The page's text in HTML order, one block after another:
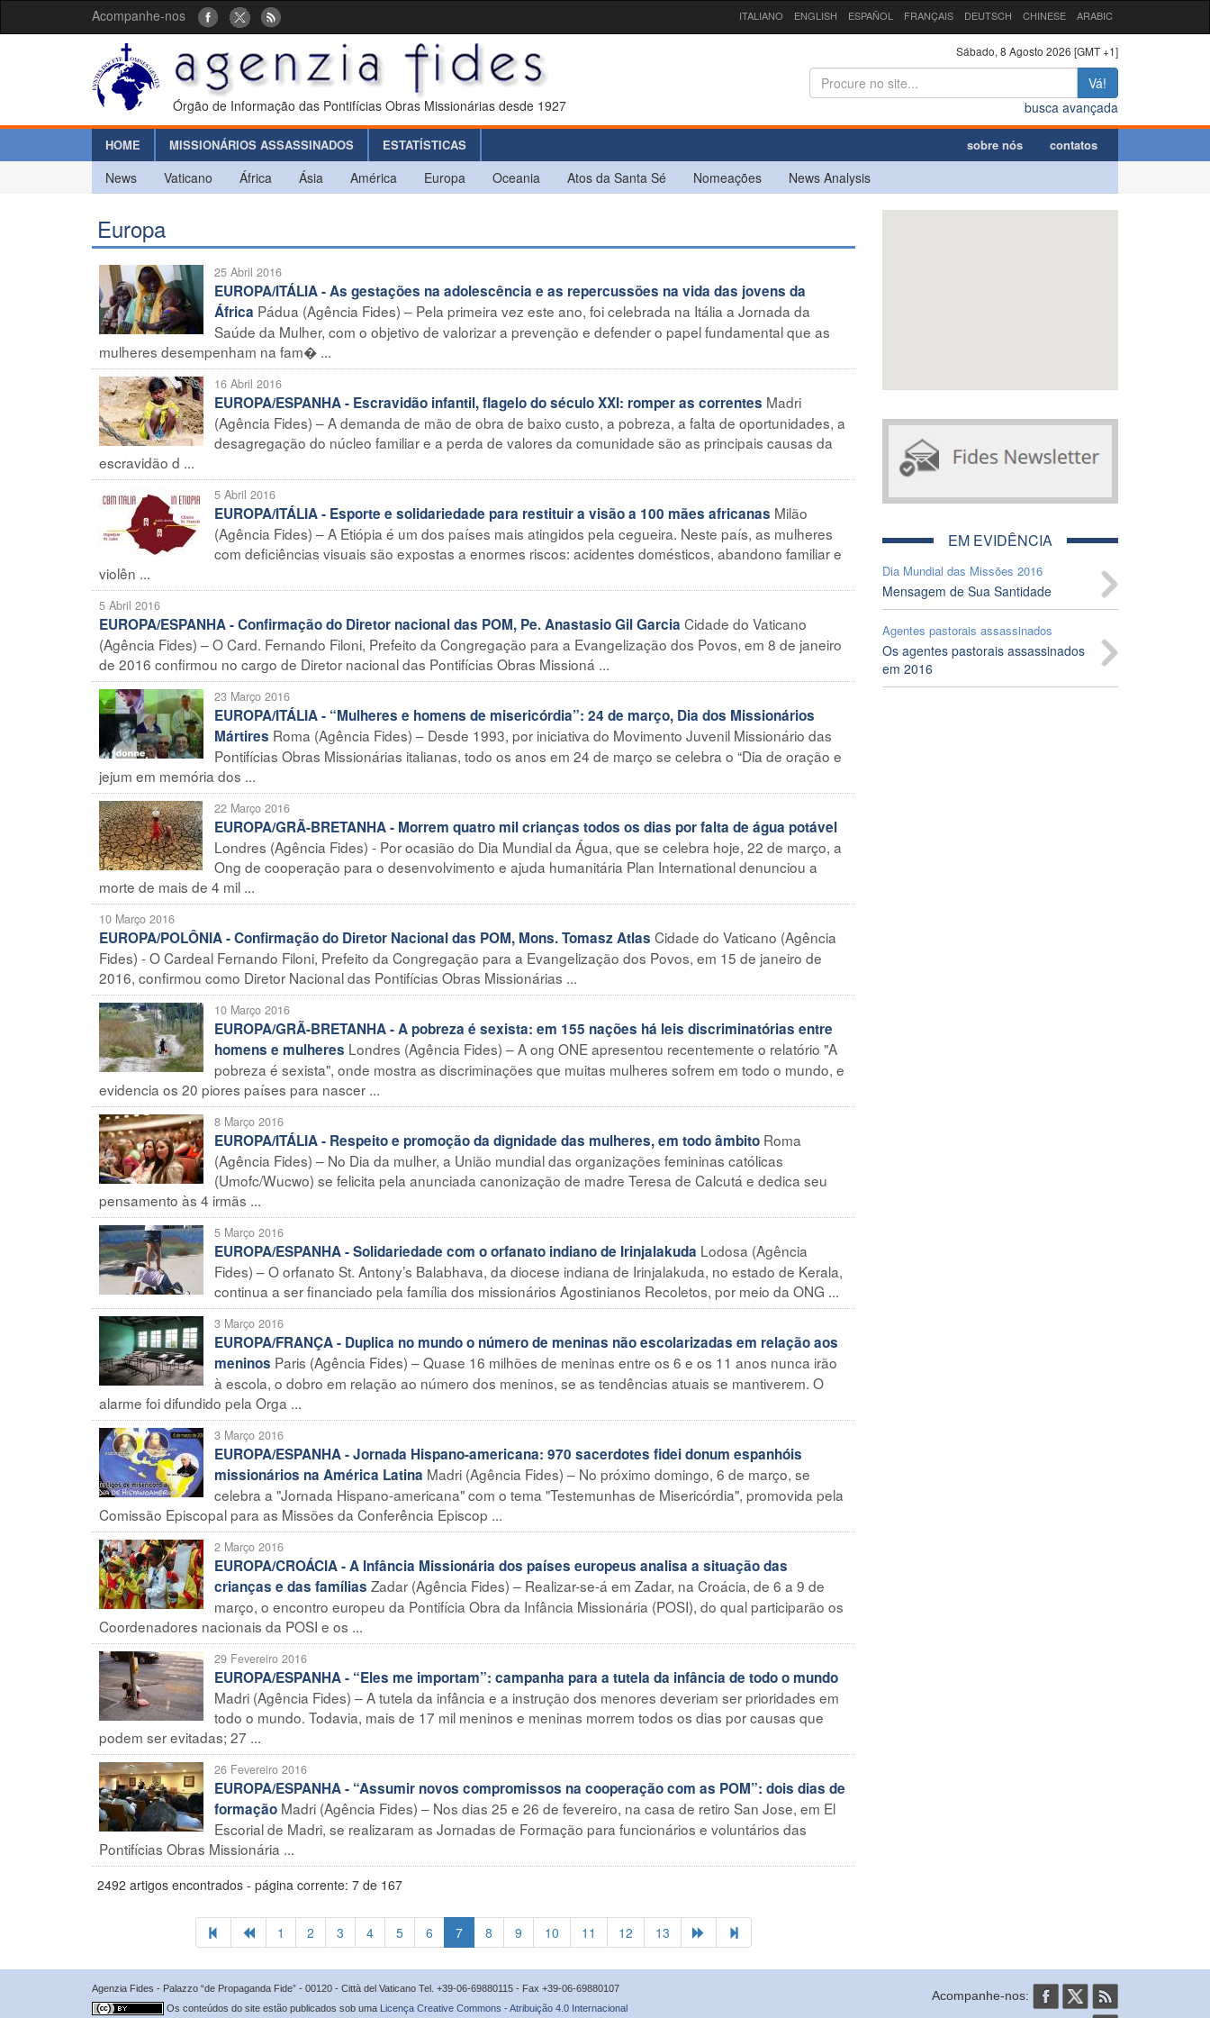
Acompanhe-nos ITALIANO ENGLISH ESPAÑOL FRANÇAIS DEUTSCH CHINESE ARABIC
Órgão de Informação das Pontifícias Obras Missionárias desde 1927
Sábado, 8 Agosto 2026 [GMT +1]
Vá!
busca avançada
HOME MISSIONÁRIOS ASSASSINADOS ESTATÍSTICAS sobre nós contatos
News Vaticano África Ásia América Europa Oceania Atos da Santa Sé Nomeações News Analysis
Europa
25 Abril 2016
EUROPA/ITÁLIA - As gestações na adolescência e as repercussões na vida das jovens da
África Pádua (Agência Fides) – Pela primeira vez este ano, foi celebrada na Itália a Jornada da
Saúde da Mulher, com o objetivo de valorizar a prevenção e defender o papel fundamental que as
mulheres desempenham na fam� ...
16 Abril 2016
EUROPA/ESPANHA - Escravidão infantil, flagelo do século XXI: romper as correntes Madri
(Agência Fides) – A demanda de mão de obra de baixo custo, a pobreza, a falta de oportunidades, a
desagregação do núcleo familiar e a perda de valores da comunidade são as principais causas da
escravidão d ...
5 Abril 2016
EUROPA/ITÁLIA - Esporte e solidariedade para restituir a visão a 100 mães africanas Milão
(Agência Fides) – A Etiópia é um dos países mais atingidos pela cegueira. Neste país, as mulheres
com deficiências visuais são expostas a enormes riscos: acidentes domésticos, abandono familiar e
violên ...
5 Abril 2016
EUROPA/ESPANHA - Confirmação do Diretor nacional das POM, Pe. Anastasio Gil Garcia Cidade do Vaticano
(Agência Fides) – O Card. Fernando Filoni, Prefeito da Congregação para a Evangelização dos Povos, em 8 de janeiro
de 2016 confirmou no cargo de Diretor nacional das Pontifícias Obras Missioná ...
23 Março 2016
EUROPA/ITÁLIA - “Mulheres e homens de misericórdia”: 24 de março, Dia dos Missionários
Mártires Roma (Agência Fides) – Desde 1993, por iniciativa do Movimento Juvenil Missionário das
Pontifícias Obras Missionárias italianas, todo os anos em 24 de março se celebra o “Dia de oração e
jejum em memória dos ...
22 Março 2016
EUROPA/GRÃ-BRETANHA - Morrem quatro mil crianças todos os dias por falta de água potável
Londres (Agência Fides) - Por ocasião do Dia Mundial da Água, que se celebra hoje, 22 de março, a
Ong de cooperação para o desenvolvimento e ajuda humanitária Plan International denunciou a
morte de mais de 4 mil ...
10 Março 2016
EUROPA/POLÔNIA - Confirmação do Diretor Nacional das POM, Mons. Tomasz Atlas Cidade do Vaticano (Agência
Fides) - O Cardeal Fernando Filoni, Prefeito da Congregação para a Evangelização dos Povos, em 15 de janeiro de
2016, confirmou como Diretor Nacional das Pontifícias Obras Missionárias ...
10 Março 2016
EUROPA/GRÃ-BRETANHA - A pobreza é sexista: em 155 nações há leis discriminatórias entre
homens e mulheres Londres (Agência Fides) – A ong ONE apresentou recentemente o relatório "A
pobreza é sexista", onde mostra as discriminações que muitas mulheres sofrem em todo o mundo, e
evidencia os 20 piores países para nascer ...
8 Março 2016
EUROPA/ITÁLIA - Respeito e promoção da dignidade das mulheres, em todo âmbito Roma
(Agência Fides) – No Dia da mulher, a União mundial das organizações femininas católicas
(Umofc/Wucwo) se felicita pela anunciada canonização de madre Teresa de Calcutá e dedica seu
pensamento às 4 irmãs ...
5 Março 2016
EUROPA/ESPANHA - Solidariedade com o orfanato indiano de Irinjalakuda Lodosa (Agência
Fides) – O orfanato St. Antony’s Balabhava, da diocese indiana de Irinjalakuda, no estado de Kerala,
continua a ser financiado pela família dos missionários Agostinianos Recoletos, por meio da ONG ...
3 Março 2016
EUROPA/FRANÇA - Duplica no mundo o número de meninas não escolarizadas em relação aos
meninos Paris (Agência Fides) – Quase 16 milhões de meninas entre os 6 e os 11 anos nunca irão
à escola, o dobro em relação ao número dos meninos, se as tendências atuais se mantiverem. O
alarme foi difundido pela Orga ...
3 Março 2016
EUROPA/ESPANHA - Jornada Hispano-americana: 970 sacerdotes fidei donum espanhóis
missionários na América Latina Madri (Agência Fides) – No próximo domingo, 6 de março, se
celebra a "Jornada Hispano-americana" com o tema "Testemunhas de Misericórdia", promovida pela
Comissão Episcopal para as Missões da Conferência Episcop ...
2 Março 2016
EUROPA/CROÁCIA - A Infância Missionária dos países europeus analisa a situação das
crianças e das famílias Zadar (Agência Fides) – Realizar-se-á em Zadar, na Croácia, de 6 a 9 de
março, o encontro europeu da Pontifícia Obra da Infância Missionária (POSI), do qual participarão os
Coordenadores nacionais da POSI e os ...
29 Fevereiro 2016
EUROPA/ESPANHA - “Eles me importam”: campanha para a tutela da infância de todo o mundo
Madri (Agência Fides) – A tutela da infância e a instrução dos menores deveriam ser prioridades em
todo o mundo. Todavia, mais de 17 mil meninos e meninas morrem todos os dias por causas que
podem ser evitadas; 27 ...
26 Fevereiro 2016
EUROPA/ESPANHA - “Assumir novos compromissos na cooperação com as POM”: dois dias de
formação Madri (Agência Fides) – Nos dias 25 e 26 de fevereiro, na casa de retiro San Jose, em El
Escorial de Madri, se realizaram as Jornadas de Formação para funcionários e voluntários das
Pontifícias Obras Missionária ...
2492 artigos encontrados - página corrente: 7 de 167
1 2 3 4 5 6 7 8 9 10 11 12 13
EM EVIDÊNCIA
Dia Mundial das Missões 2016
Mensagem de Sua Santidade
Agentes pastorais assassinados
Os agentes pastorais assassinados
em 2016
Agenzia Fides - Palazzo “de Propaganda Fide” - 00120 - Città del Vaticano Tel. +39-06-69880115 - Fax +39-06-69880107
Os conteúdos do site estão publicados sob uma Licença Creative Commons - Atribuição 4.0 Internacional
Acompanhe-nos: